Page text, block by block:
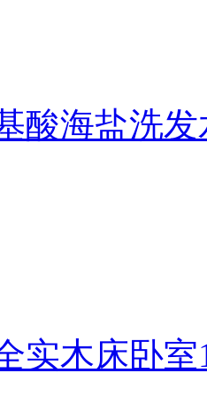
酸海盐洗发
实木床卧室